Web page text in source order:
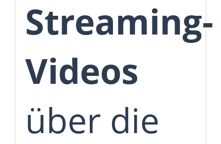
Streaming-
Videos
über die